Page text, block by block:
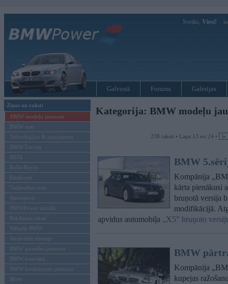
Sveiks, Viesi!
Galvenā Forums Galerijas
Ziņas un raksti
BMW modeļu jaunumi
BMW testi
Tehnoloģijas & sasniegumi
BMW Latvijā
MINI
Rolls-Royce
Pasākumi
Vadāmības tests
Autosports
BMWPower aktuāli
Reklāmas raksti
Mēneša BMW
Sērijveida tūnings
BMW pasaules jaunumi
BMW koncepti
BMW konkurentu jaunumi
Moto
Kategorija: BMW modeļu
238 raksti • Lapa 13 no 24 • |«
BMW
Kompānija
kārta pienākusi
bruņotā versija
modifikācijā.
apvidus automobiļa „X5” bruņoto
BMW
Kompānija
kupejas